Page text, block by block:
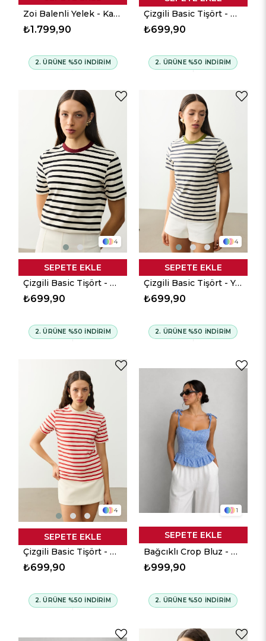
Zoi Balenli Yelek - Kahverengi
₺1.799,90
2. ÜRÜNE %50 İNDİRİM
Çizgili Basic Tişört - Ekru
₺699,90
2. ÜRÜNE %50 İNDİRİM
4
Çizgili Basic Tişört - Bordo
₺699,90
SEPETE EKLE
2. ÜRÜNE %50 İNDİRİM
4
Çizgili Basic Tişört - Yeşil
₺699,90
SEPETE EKLE
2. ÜRÜNE %50 İNDİRİM
4
Çizgili Basic Tişört - Kırmızı
₺699,90
SEPETE EKLE
2. ÜRÜNE %50 İNDİRİM
1
Bağcıklı Crop Bluz - Mavi
₺999,90
SEPETE EKLE
2. ÜRÜNE %50 İNDİRİM